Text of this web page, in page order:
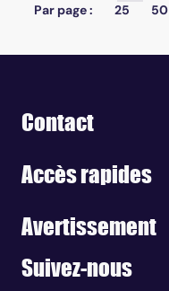
Par page :
25 50
Contact
Accès rapides
Avertissement
Suivez-nous